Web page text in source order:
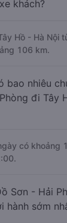
khách?
Hồ - Hà Nội
106 km.
bao nhiêu
đi Tây
có khoảng
Sơn - Hải
hành sớm